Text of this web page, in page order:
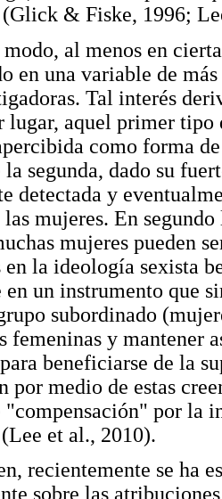
& Fiske, 1996;
al menos en
en una variable de
Tal interés
lugar, aquel primer tipo
como forma
segunda, dado su
detectada y
las mujeres. En
mujeres pueden
en la ideología sexista
en un instrumento que
subordinado
femeninas y mantener
beneficiarse de la
por medio de estas
"compensación" por la
et al., 2010).
recientemente se ha
sobre las